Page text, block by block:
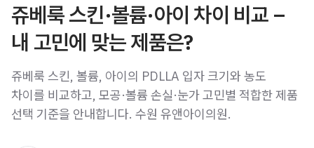
쥬베룩 스킨·볼륨·아이 차이 비교 –
내 고민에 맞는 제품은?
쥬베룩 스킨, 볼륨, 아이의 PDLLA 입자 크기와 농도
차이를 비교하고, 모공·볼륨 손실·눈가 고민별 적합한 제품
선택 기준을 안내합니다. 수원 유앤아이의원.